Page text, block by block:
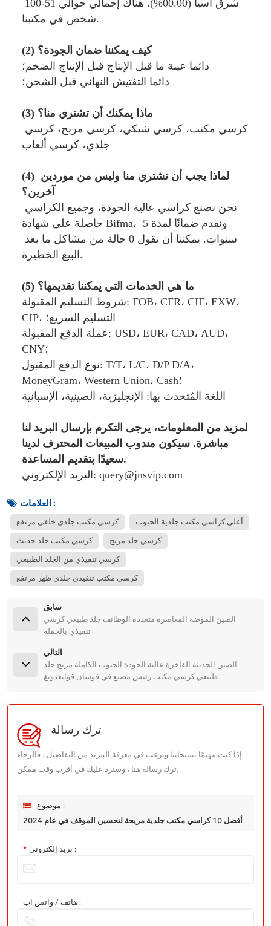
شخص في مكتبنا.
(2) كيف يمكننا ضمان الجودة؟
دائما عينة ما قبل الإنتاج قبل الإنتاج الضخم؛
دائما التفتيش النهائي قبل الشحن؛
(3) ماذا يمكنك أن تشتري منا؟
جلدي، كرسي ألعاب
(4) لماذا يجب أن تشتري منا وليس من موردين
آخرين؟
حاصلة على شهادة Bifma، ونقدم ضمانًا لمدة 5
البيع الخطيرة.
(5) ما هي الخدمات التي يمكننا تقديمها؟
شروط التسليم المقبولة: FOB، CFR، CIF، EXW،
CIP، التسليم السريع؛
عملة الدفع المقبولة: USD، EUR، CAD، AUD،
CNY؛
نوع الدفع المقبول: T/T، L/C، D/P D/A،
MoneyGram، Western Union، Cash؛
اللغة المُتحدث بها: الإنجليزية، الصينية، الإسبانية
لمزيد من المعلومات، يرجى التكرم بإرسال البريد لنا
مباشرة. سيكون مندوب المبيعات المحترف لدينا
سعيدًا بتقديم المساعدة.
البريد الإلكتروني: query@jnsvip.com
العلامات :
كرسي مكتب جلدي خلفي مرتفع أعلى كراسي مكتب جلدية الحبوب
كرسي مكتب جلد حديث كرسي جلد مريح
كرسي تنفيذي من الجلد الطبيعي
كرسي مكتب تنفيذي جلدي ظهر مرتفع
سابق
الصين الموضة المعاصرة متعددة الوظائف جلد طبيعي كرسي
تنفيذي بالجملة
التالي
الصين الحديثة الفاخرة عالية الجودة الحبوب الكاملة مريح جلد
طبيعي كرسي مكتب رئيس مصنع في فوشان قوانغدونغ
ترك رسالة
إذا كنت مهتمًا بمنتجاتنا وترغب في معرفة المزيد من التفاصيل ، فالرجاء
ترك رسالة هنا ، وسنرد عليك في أقرب وقت ممكن.
موضوع :
أفضل 10 كراسي مكتب جلدية مريحة لتحسين الموقف في عام 2024
* بريد إلكتروني :
هاتف / واتس اب :